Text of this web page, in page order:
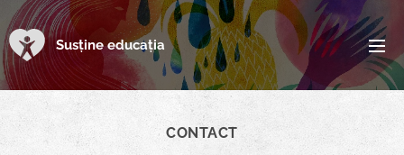
Susține educația
CONTACT